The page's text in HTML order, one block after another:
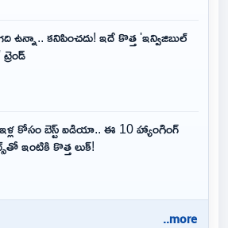
ఉన్నా.. కనిపించదు! ఇదే కొత్త 'ఇన్విజిబుల్
కోసం బెస్ట్ ఐడియా.. ఈ 10 హ్యాంగింగ్
ఇంటికి కొత్త లుక్!
..more